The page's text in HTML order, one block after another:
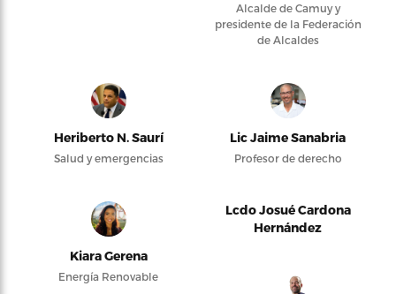
Alcalde de Camuy y
presidente de la Federación
de Alcaldes
Heriberto N. Saurí
Salud y emergencias
Lic Jaime Sanabria
Profesor de derecho
Kiara Gerena
Energía Renovable
Lcdo Josué Cardona
Hernández